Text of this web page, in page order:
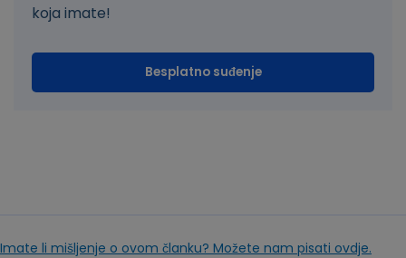
koja imate!
Besplatno suđenje
Imate li mišljenje o ovom članku? Možete nam pisati ovdje.